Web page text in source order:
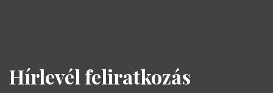
Hírlevél feliratkozás